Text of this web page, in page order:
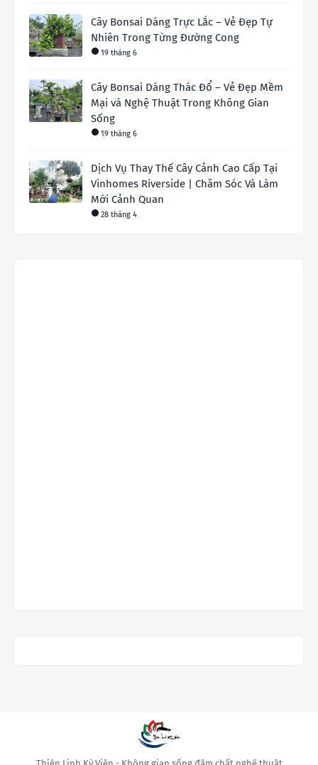
Cây Bonsai Dáng Trực Lắc – Vẻ Đẹp Tự
Nhiên Trong Từng Đường Cong
19 tháng 6
Cây Bonsai Dáng Thác Đổ – Vẻ Đẹp Mềm
Mại và Nghệ Thuật Trong Không Gian
Sống
19 tháng 6
Dịch Vụ Thay Thế Cây Cảnh Cao Cấp Tại
Vinhomes Riverside | Chăm Sóc Và Làm
Mới Cảnh Quan
28 tháng 4